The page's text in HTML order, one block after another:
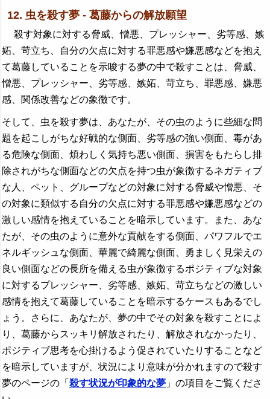
12. 虫を殺す夢 - 葛藤からの解放願望
殺す対象に対する脅威、憎悪、プレッシャー、劣等感、嫉
妬、苛立ち、自分の欠点に対する罪悪感や嫌悪感などを抱え
て葛藤していることを示唆する夢の中で殺すことは、脅威、
憎悪、プレッシャー、劣等感、嫉妬、苛立ち、罪悪感、嫌悪
感、関係改善などの象徴です。
そして、虫を殺す夢は、あなたが、その虫のように些細な問
題を起こしがちな好戦的な側面、劣等感の強い側面、毒があ
る危険な側面、煩わしく気持ち悪い側面、損害をもたらし排
除されがちな側面などの欠点を持つ虫が象徴するネガティブ
な人、ペット、グループなどの対象に対する脅威や憎悪、そ
の対象に類似する自分の欠点に対する罪悪感や嫌悪感などの
激しい感情を抱えていることを暗示しています。また、あな
たが、その虫のように意外な貢献をする側面、パワフルでエ
ネルギッシュな側面、華麗で綺麗な側面、勇ましく見栄えの
良い側面などの長所を備える虫が象徴するポジティブな対象
に対するプレッシャー、劣等感、嫉妬、苛立ちなどの激しい
感情を抱えて葛藤していることを暗示するケースもあるでし
ょう。さらに、あなたが、夢の中でその対象を殺すことによ
り、葛藤からスッキリ解放されたり、解放されなかったり、
ポジティブ思考を心掛けるよう促されていたりすることなど
を暗示していますが、状況により意味が分かれますので殺す
夢のページの「 殺す状況が印象的な夢 」の項目をご覧くださ